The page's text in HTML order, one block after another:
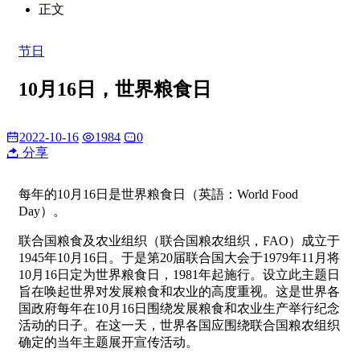
正文
节日
10月16日，世界粮食日
2022-10-16 1984
0
分享
每年的10月16日是世界粮食日（英語：World Food
Day）。
联合国粮食及农业组织（联合国粮农组织，FAO）成立于
1945年10月16日。于是第20届联合国大会于1979年11月将
10月16日定为世界粮食日，1981年起施行。设立此主题日
旨在唤起世界对发展粮食和农业的高度重视。这是世界各
国政府每年在10月16日围绕发展粮食和农业生产举行纪念
活动的日子。在这一天，世界各国应围绕联合国粮农组织
确定的当年主题展开宣传活动。